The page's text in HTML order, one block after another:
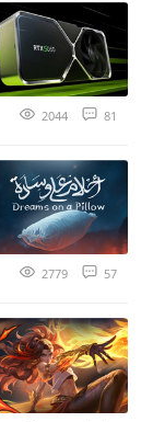
2044 81
2779 57